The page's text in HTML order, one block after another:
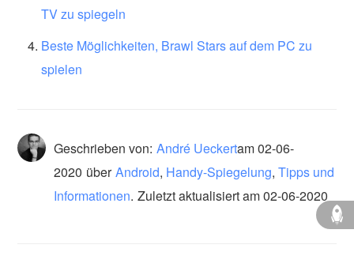
TV zu spiegeln
Beste Möglichkeiten, Brawl Stars auf dem PC zu
spielen
Geschrieben von: André Ueckertam02-06-
2020 über Android, Handy-Spiegelung,Tipps und
Informationen. Zuletzt aktualisiert am 02-06-2020